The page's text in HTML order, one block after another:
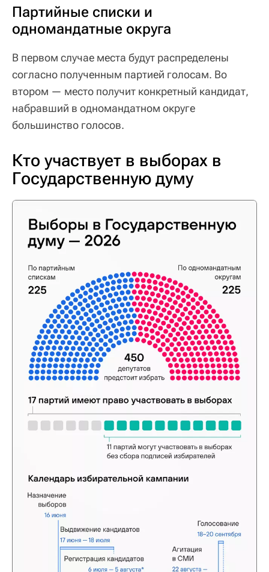
Партийные списки и
одномандатные округа
В первом случае места будут распределены
согласно полученным партией голосам. Во
втором — место получит конкретный кандидат,
набравший в одномандатном округе
большинство голосов.
Кто участвует в выборах в
Государственную думу